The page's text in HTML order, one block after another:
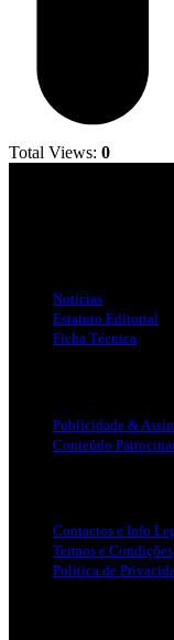
Total Views: 0
Notícias
Estatuto Editorial
Ficha Técnica
Publicidade &
Conteúdo
Contactos e Info
Termos e Condições
Politica de